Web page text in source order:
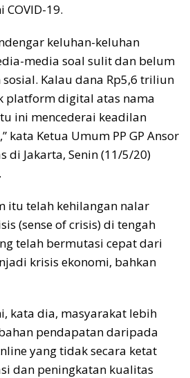
19.
keluhan-keluhan
media soal sulit dan belum
Kalau dana Rp5,6 triliun
platform digital atas nama
ini mencederai keadilan
kata Ketua Umum PP GP Ansor
di Jakarta, Senin (11/5/20)
itu telah kehilangan nalar
(sense of crisis) di tengah
telah bermutasi cepat dari
krisis ekonomi, bahkan
kata dia, masyarakat lebih
pendapatan daripada
yang tidak secara ketat
dan peningkatan kualitas